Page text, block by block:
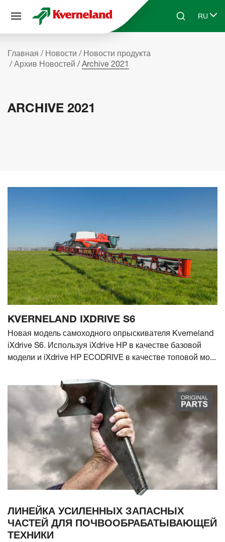
Skip to main contentSearchRU
Select
Главная Новости
Новости продукта
Архив Новостей
Archive 2021
ARCHIVE 2021
KVERNELAND IXDRIVE S6
Новая модель самоходного опрыскивателя Kverneland
iXdrive S6. Используя iXdrive HP в качестве базовой
модели и iXdrive HP ECODRIVE в качестве топовой мо...
ЛИНЕЙКА УСИЛЕННЫХ ЗАПАСНЫХ
ЧАСТЕЙ ДЛЯ ПОЧВООБРАБАТЫВАЮЩЕЙ
ТЕХНИКИ
Панель управления cookies